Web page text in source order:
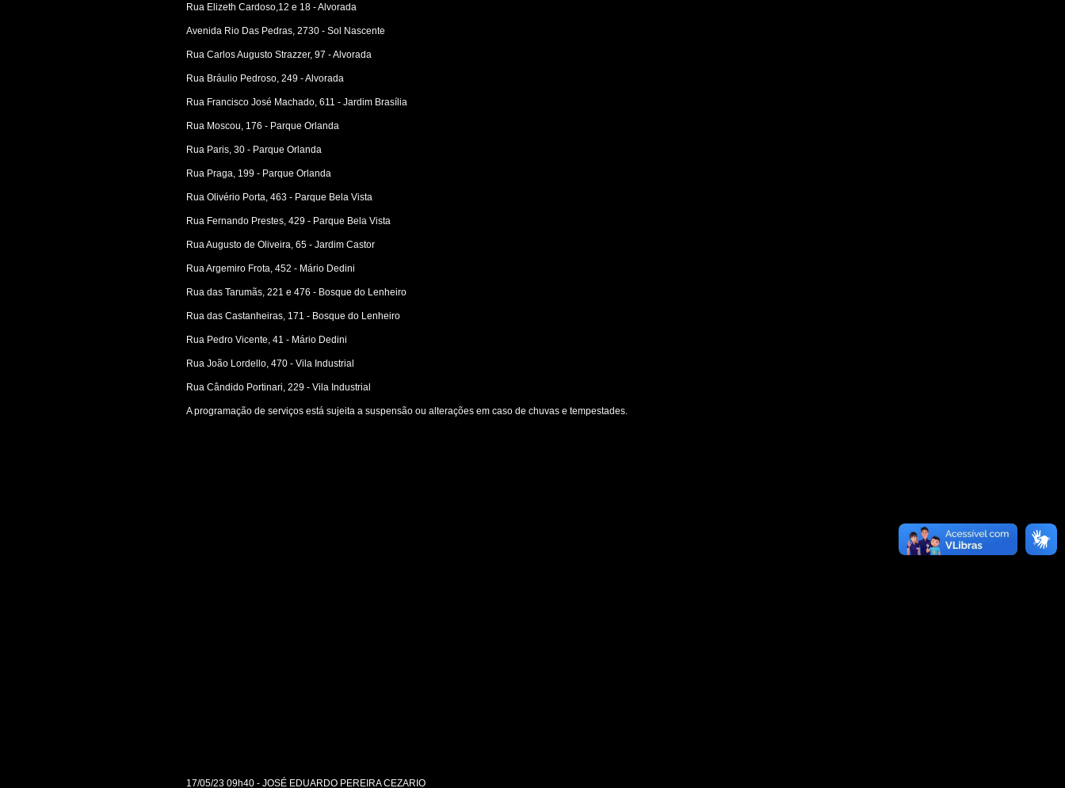
Rua Elizeth Cardoso,12 e 18 - Alvorada
Avenida Rio Das Pedras, 2730 - Sol Nascente
Rua Carlos Augusto Strazzer, 97 - Alvorada
Rua Bráulio Pedroso, 249 - Alvorada
Rua Francisco José Machado, 611 - Jardim Brasília
Rua Moscou, 176 - Parque Orlanda
Rua Paris, 30 - Parque Orlanda
Rua Praga, 199 - Parque Orlanda
Rua Olivério Porta, 463 - Parque Bela Vista
Rua Fernando Prestes, 429 - Parque Bela Vista
Rua Augusto de Oliveira, 65 - Jardim Castor
Rua Argemiro Frota, 452 - Mário Dedini
Rua das Tarumãs, 221 e 476 - Bosque do Lenheiro
Rua das Castanheiras, 171 - Bosque do Lenheiro
Rua Pedro Vicente, 41 - Mário Dedini
Rua João Lordello, 470 - Vila Industrial
Rua Cândido Portinari, 229 - Vila Industrial
A programação de serviços está sujeita a suspensão ou alterações em caso de chuvas e tempestades.
17/05/23 09h40 - JOSÉ EDUARDO PEREIRA CEZARIO